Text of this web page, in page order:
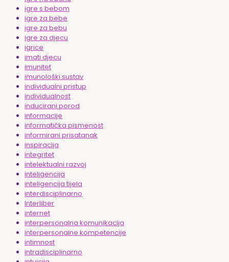
igre s bebom
igre za bebe
igre za bebu
igre za djecu
igrice
imati djecu
imunitet
imunološki sustav
individualni pristup
individualnost
inducirani porod
informacije
informatička pismenost
informirani prisatanak
inspiracija
integritet
intelektualni razvoj
inteligencija
inteligencija tijela
interdisciplinarno
Interliber
internet
interpersonalna komunikacija
interpersonalne kompetencije
intimnost
intradisciplinarno